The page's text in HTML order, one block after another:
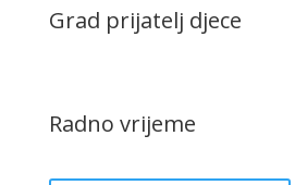
Grad prijatelj djece
Radno vrijeme